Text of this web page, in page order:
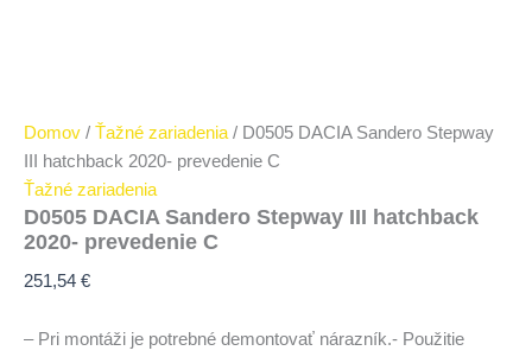
Domov / Ťažné zariadenia / D0505 DACIA Sandero Stepway
III hatchback 2020- prevedenie C
Ťažné zariadenia
D0505 DACIA Sandero Stepway III hatchback
2020- prevedenie C
251,54 €
– Pri montáži je potrebné demontovať nárazník.- Použitie